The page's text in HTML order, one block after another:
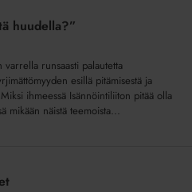
huudella?”
runsaasti palautetta
esillä pitämisestä ja
ihmeessä Isännöintiliiton pitää olla
mikään näistä teemoista...